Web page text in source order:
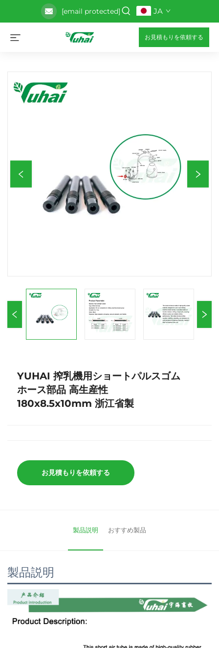
[email protected] JA
お見積もりを依頼する
YUHAI 搾乳機用ショートパルスゴム
ホース部品 高生産性
180x8.5x10mm 浙江省製
お見積もりを依頼する
製品説明 おすすめ製品
製品説明